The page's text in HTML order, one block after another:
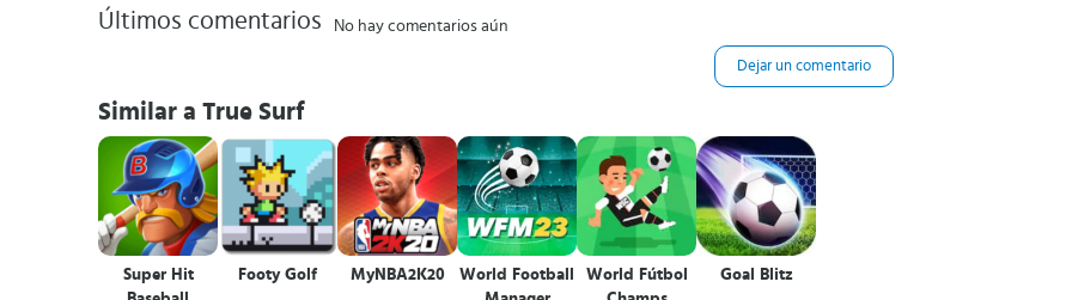
Últimos comentarios No hay comentarios aún
Dejar un comentario
Similar a True Surf
Super Hit
Footy Golf MyNBA2K20
World Football
World Fútbol
Goal Blitz